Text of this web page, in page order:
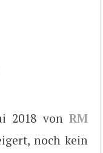
2018 von RM
noch kein